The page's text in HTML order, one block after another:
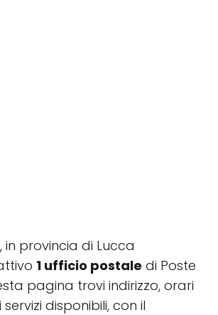
, in provincia di Lucca
1 ufficio postale di Poste
pagina trovi indirizzo, orari
disponibili, con il